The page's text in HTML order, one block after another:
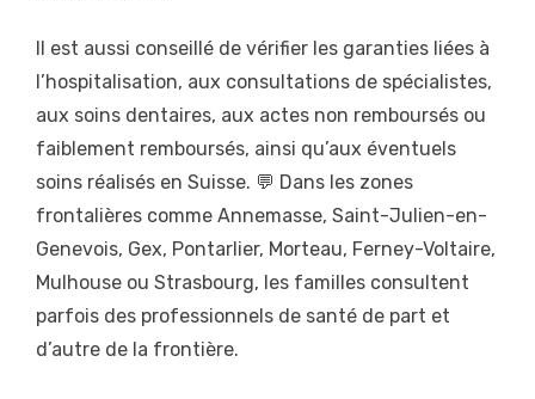
Il est aussi conseillé de vérifier les garanties liées à
l’hospitalisation, aux consultations de spécialistes,
aux soins dentaires, aux actes non remboursés ou
faiblement remboursés, ainsi qu’aux éventuels
soins réalisés en Suisse. 💬 Dans les zones
frontalières comme Annemasse, Saint-Julien-en-
Genevois, Gex, Pontarlier, Morteau, Ferney-Voltaire,
Mulhouse ou Strasbourg, les familles consultent
parfois des professionnels de santé de part et
d’autre de la frontière.